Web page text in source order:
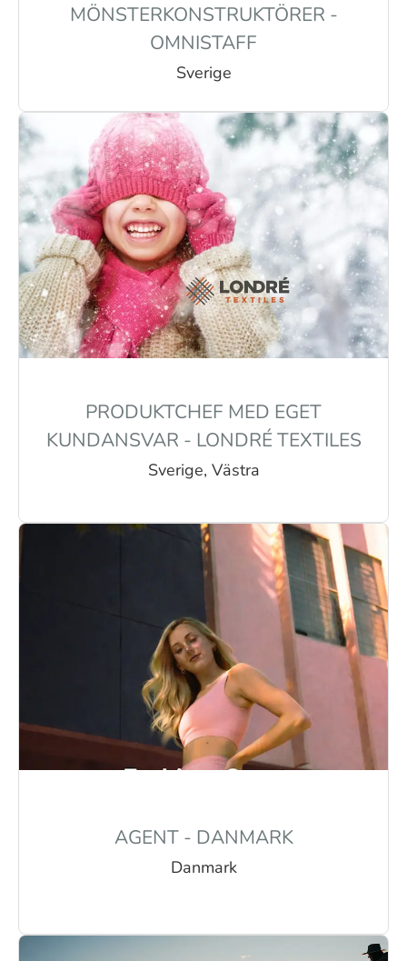
MÖNSTERKONSTRUKTÖRER -
OMNISTAFF
Sverige
PRODUKTCHEF MED EGET
KUNDANSVAR - LONDRÉ TEXTILES
Sverige, Västra
AGENT - DANMARK
Danmark